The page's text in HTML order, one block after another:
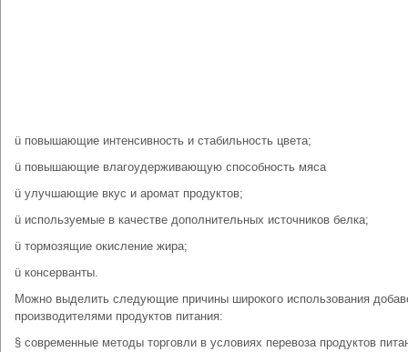
ü повышающие интенсивность и стабильность цвета;
ü повышающие влагоудерживающую способность мяса
ü улучшающие вкус и аромат продуктов;
ü используемые в качестве дополнительных источников белка;
ü тормозящие окисление жира;
ü консерванты.
Можно выделить следующие причины широкого использования
производителями продуктов питания:
§ современные методы торговли в условиях перевоза продуктов